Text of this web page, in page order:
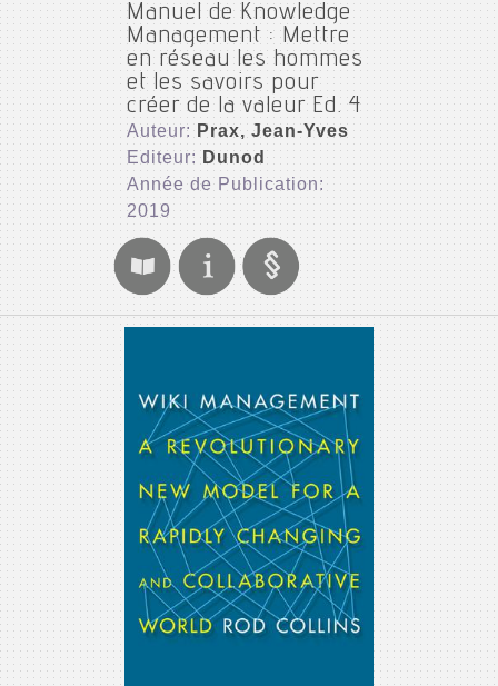
Manuel de Knowledge
Management : Mettre
en réseau les hommes
et les savoirs pour
créer de la valeur Ed. 4
Auteur: Prax, Jean-Yves
Editeur: Dunod
Année de Publication:
2019